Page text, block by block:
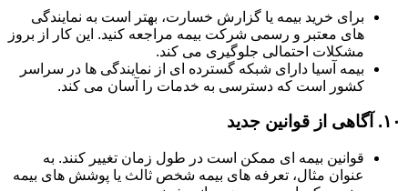
برای خرید بیمه یا گزارش خسارت، بهتر است به نمایندگی
های معتبر و رسمی شرکت بیمه مراجعه کنید. این کار از بروز
مشکلات احتمالی جلوگیری می کند.
بیمه آسیا دارای شبکه گسترده ای از نمایندگی ها در سراسر
کشور است که دسترسی به خدمات را آسان می کند.
۱۰. آگاهی از قوانین جدید
قوانین بیمه ای ممکن است در طول زمان تغییر کنند. به
عنوان مثال، تعرفه های بیمه شخص ثالث یا پوشش های بیمه